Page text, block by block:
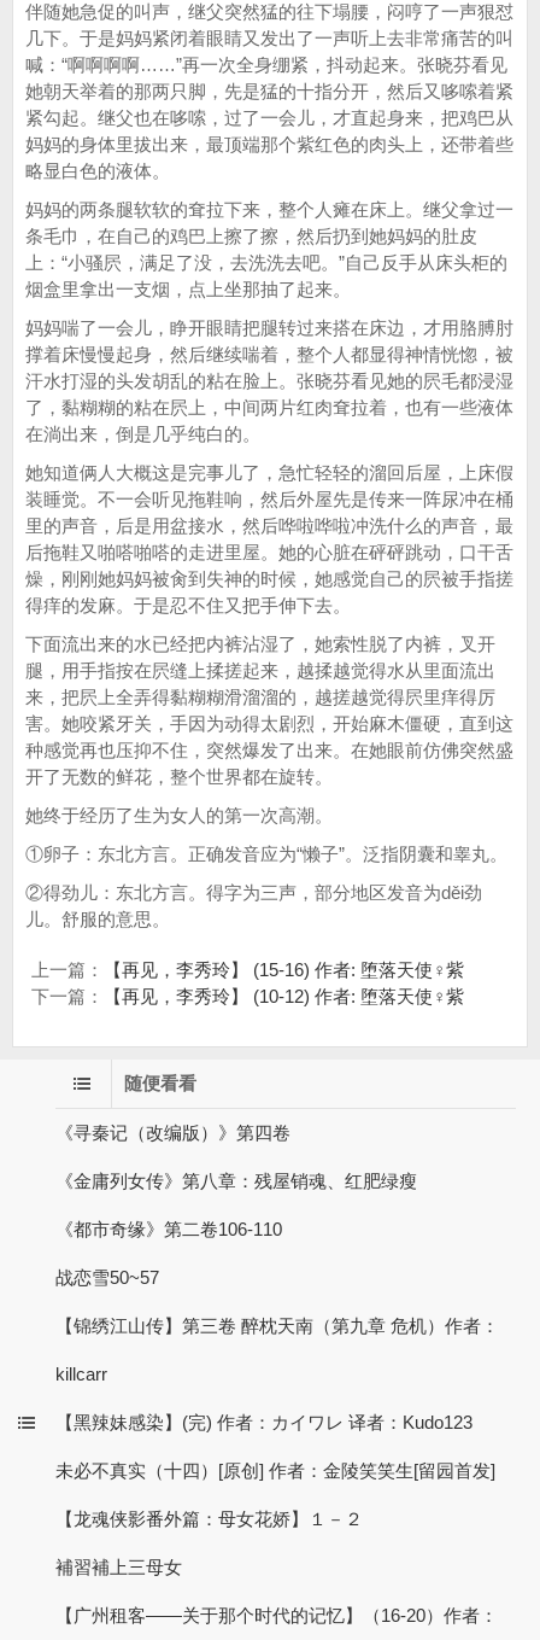
伴随她急促的叫声，继父突然猛的往下塌腰，闷哼了一声狠怼
几下。于是妈妈紧闭着眼睛又发出了一声听上去非常痛苦的叫
喊：“啊啊啊啊……”再一次全身绷紧，抖动起来。张晓芬看见
她朝天举着的那两只脚，先是猛的十指分开，然后又哆嗦着紧
紧勾起。继父也在哆嗦，过了一会儿，才直起身来，把鸡巴从
妈妈的身体里拔出来，最顶端那个紫红色的肉头上，还带着些
略显白色的液体。
妈妈的两条腿软软的耷拉下来，整个人瘫在床上。继父拿过一
条毛巾，在自己的鸡巴上擦了擦，然后扔到她妈妈的肚皮
上：“小骚屄，满足了没，去洗洗去吧。”自己反手从床头柜的
烟盒里拿出一支烟，点上坐那抽了起来。
妈妈喘了一会儿，睁开眼睛把腿转过来搭在床边，才用胳膊肘
撑着床慢慢起身，然后继续喘着，整个人都显得神情恍惚，被
汗水打湿的头发胡乱的粘在脸上。张晓芬看见她的屄毛都浸湿
了，黏糊糊的粘在屄上，中间两片红肉耷拉着，也有一些液体
在淌出来，倒是几乎纯白的。
她知道俩人大概这是完事儿了，急忙轻轻的溜回后屋，上床假
装睡觉。不一会听见拖鞋响，然后外屋先是传来一阵尿冲在桶
里的声音，后是用盆接水，然后哗啦哗啦冲洗什么的声音，最
后拖鞋又啪嗒啪嗒的走进里屋。她的心脏在砰砰跳动，口干舌
燥，刚刚她妈妈被肏到失神的时候，她感觉自己的屄被手指搓
得痒的发麻。于是忍不住又把手伸下去。
下面流出来的水已经把内裤沾湿了，她索性脱了内裤，叉开
腿，用手指按在屄缝上揉搓起来，越揉越觉得水从里面流出
来，把屄上全弄得黏糊糊滑溜溜的，越搓越觉得屄里痒得厉
害。她咬紧牙关，手因为动得太剧烈，开始麻木僵硬，直到这
种感觉再也压抑不住，突然爆发了出来。在她眼前仿佛突然盛
开了无数的鲜花，整个世界都在旋转。
她终于经历了生为女人的第一次高潮。
①卵子：东北方言。正确发音应为“懒子”。泛指阴囊和睾丸。
②得劲儿：东北方言。得字为三声，部分地区发音为děi劲
儿。舒服的意思。
上一篇：
【再见，李秀玲】 (15-16) 作者: 堕落天使♀紫
下一篇：
【再见，李秀玲】 (10-12) 作者: 堕落天使♀紫
随便看看
《寻秦记（改编版）》第四卷
《金庸列女传》第八章：残屋销魂、红肥绿瘦
《都市奇缘》第二卷106-110
战恋雪50~57
【锦绣江山传】第三卷 醉枕天南（第九章 危机）作者：
killcarr
【黑辣妹感染】(完) 作者：カイワレ 译者：Kudo123
未必不真实（十四）[原创] 作者：金陵笑笑生[留园首发]
【龙魂侠影番外篇：母女花娇】１－２
補習補上三母女
【广州租客——关于那个时代的记忆】（16-20）作者：